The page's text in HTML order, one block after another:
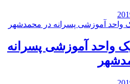
یک واحد آموزشی پسرانه